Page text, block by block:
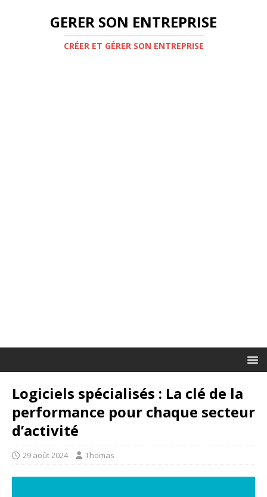
GERER SON ENTREPRISE
CRÉER ET GÉRER SON ENTREPRISE
Logiciels spécialisés : La clé de la
performance pour chaque secteur
d’activité
29 août 2024 Thomas